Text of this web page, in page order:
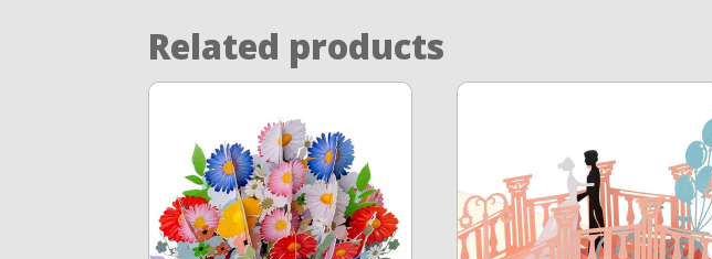
Related products